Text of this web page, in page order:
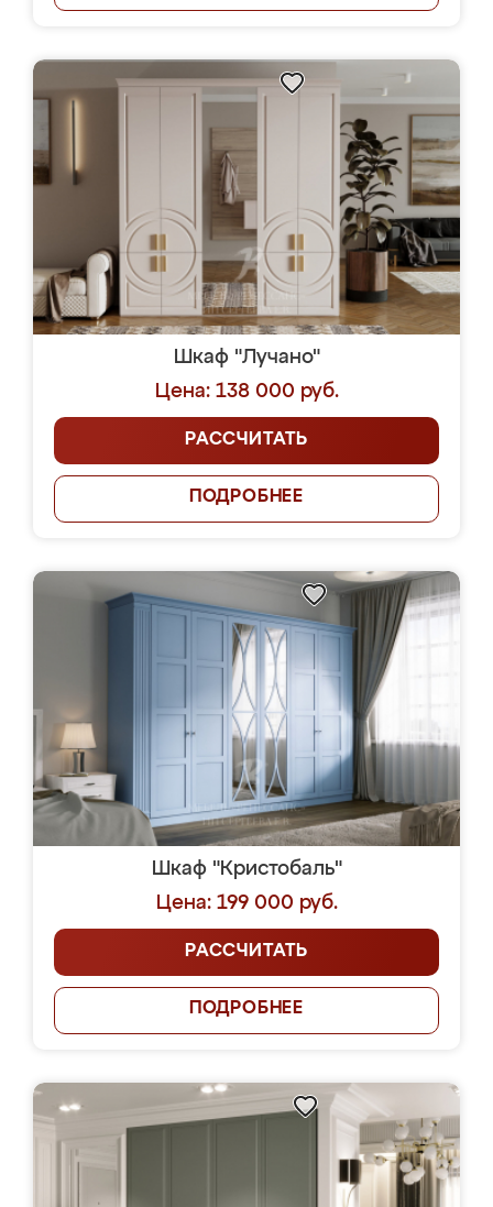
Шкаф "Лучано"
Цена: 138 000 руб.
РАССЧИТАТЬ
ПОДРОБНЕЕ
Шкаф "Кристобаль"
Цена: 199 000 руб.
РАССЧИТАТЬ
ПОДРОБНЕЕ